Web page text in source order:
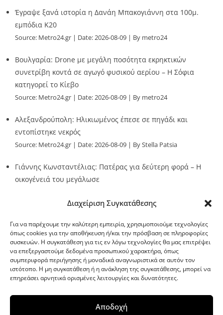
Διαχείριση Συγκατάθεσης
Για να παρέχουμε την καλύτερη εμπειρία, χρησιμοποιούμε τεχνολογίες
όπως cookies για την αποθήκευση ή/και την πρόσβαση σε πληροφορίες
συσκευών. Η συγκατάθεση για τις εν λόγω τεχνολογίες θα μας επιτρέψει
να επεξεργαστούμε δεδομένα προσωπικού χαρακτήρα, όπως
συμπεριφορά περιήγησης ή μοναδικά αναγνωριστικά σε αυτόν τον
ιστότοπο. Η μη συγκατάθεση ή η ανάκληση της συγκατάθεσης, μπορεί να
επηρεάσει αρνητικά ορισμένες λειτουργίες και δυνατότητες.
Αποδοχή
Έγραψε ξανά ιστορία η Δανάη Μπακογιάννη στα 100μ.
εμπόδια Κ20
Source: Metro24.gr Date: 2026-08-09 By metro24
Βουλγαρία: Drone με μεγάλη ποσότητα εκρηκτικών
συνετρίβη κοντά σε αγωγό φυσικού αερίου – Η Σόφια
κατηγορεί το Κίεβο
Source: Metro24.gr Date: 2026-08-09 By metro24
Αλεξανδρούπολη: Ηλικιωμένος έπεσε σε πηγάδι και
εντοπίστηκε νεκρός
Source: Metro24.gr Date: 2026-08-09 By Stella Patsia
Γιάννης Κωνσταντέλιας: Πατέρας για δεύτερη φορά – Η
οικογένειά του μεγάλωσε
G-point.gr